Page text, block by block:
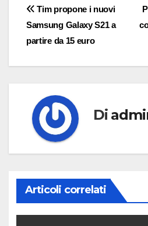
Navigazione
articoli
Tim propone i nuovi
Samsung Galaxy S21 a
partire da 15 euro
Di
Articoli correlati